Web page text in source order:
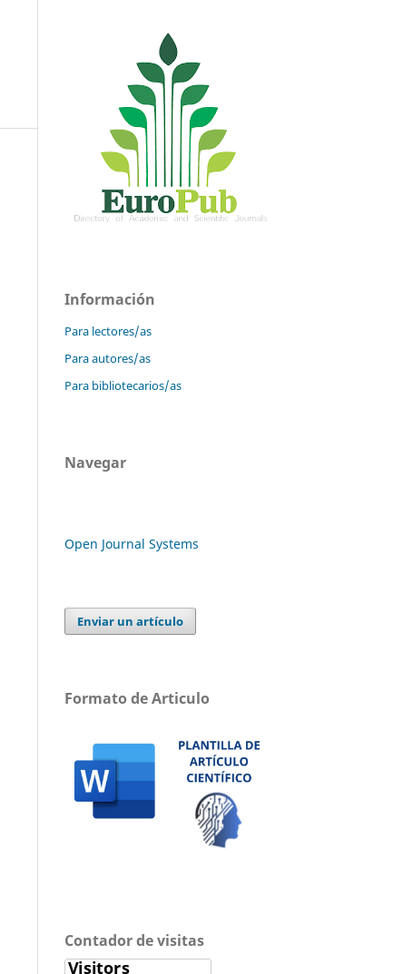
Información
Para lectores/as
Para autores/as
Para bibliotecarios/as
Navegar
Open Journal Systems
Enviar un artículo
Formato de Articulo
Contador de visitas